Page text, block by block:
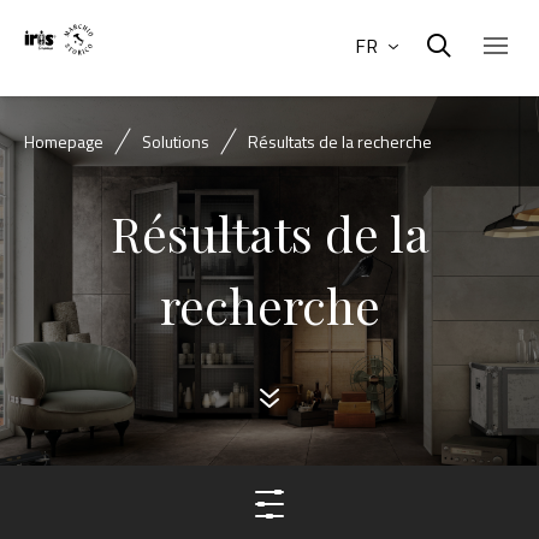
FR
Homepage Solutions Résultats de la recherche
Résultats de la
recherche